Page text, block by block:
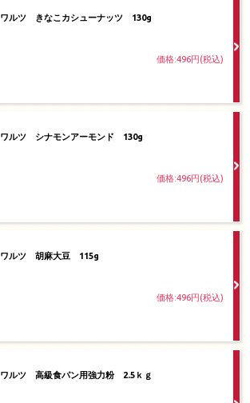
ワルツ きなこカシューナッツ 130g
価格:496円(税込)
ワルツ シナモンアーモンド 130g
価格:496円(税込)
ワルツ 胡麻大豆 115g
価格:496円(税込)
ワルツ 高級食パン用強力粉 2.5ｋｇ